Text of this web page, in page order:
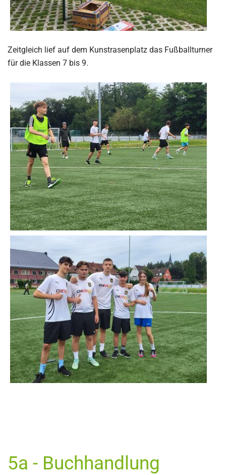
Zeitgleich lief auf dem Kunstrasenplatz das Fußballturner
für die Klassen 7 bis 9.
5a - Buchhandlung